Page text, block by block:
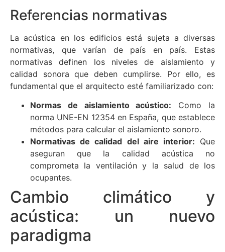
Referencias normativas
La acústica en los edificios está sujeta a diversas
normativas, que varían de país en país. Estas
normativas definen los niveles de aislamiento y
calidad sonora que deben cumplirse. Por ello, es
fundamental que el arquitecto esté familiarizado con:
Normas de aislamiento acústico: Como la
norma UNE-EN 12354 en España, que establece
métodos para calcular el aislamiento sonoro.
Normativas de calidad del aire interior: Que
aseguran que la calidad acústica no
comprometa la ventilación y la salud de los
ocupantes.
Cambio climático y
acústica: un nuevo
paradigma